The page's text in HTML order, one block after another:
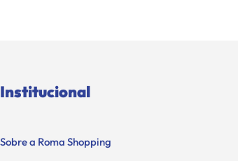
Institucional
Sobre a Roma Shopping